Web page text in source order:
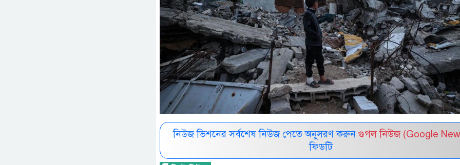
নিউজ ভিশনের সর্বশেষ নিউজ পেতে অনুসরণ করুন গুগল নিউজ (Google
ফিডটি